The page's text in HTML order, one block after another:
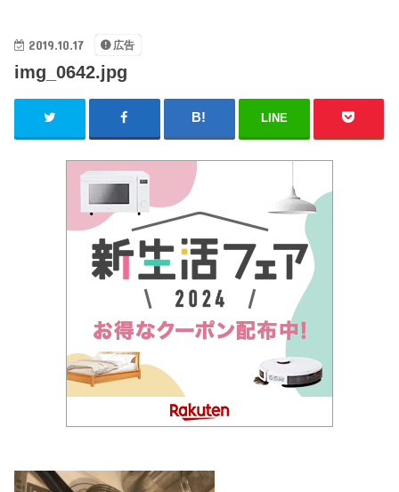
2019.10.17 広告
img_0642.jpg
LINE